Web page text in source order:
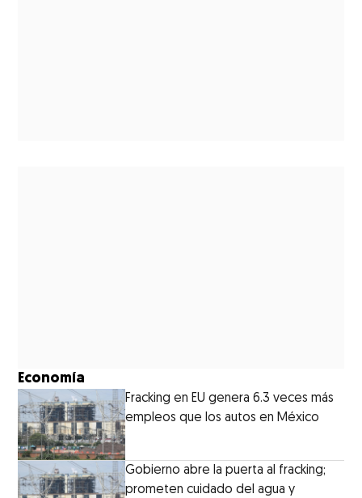
Economía
Fracking en EU genera 6.3 veces más
empleos que los autos en México
Gobierno abre la puerta al fracking;
prometen cuidado del agua y